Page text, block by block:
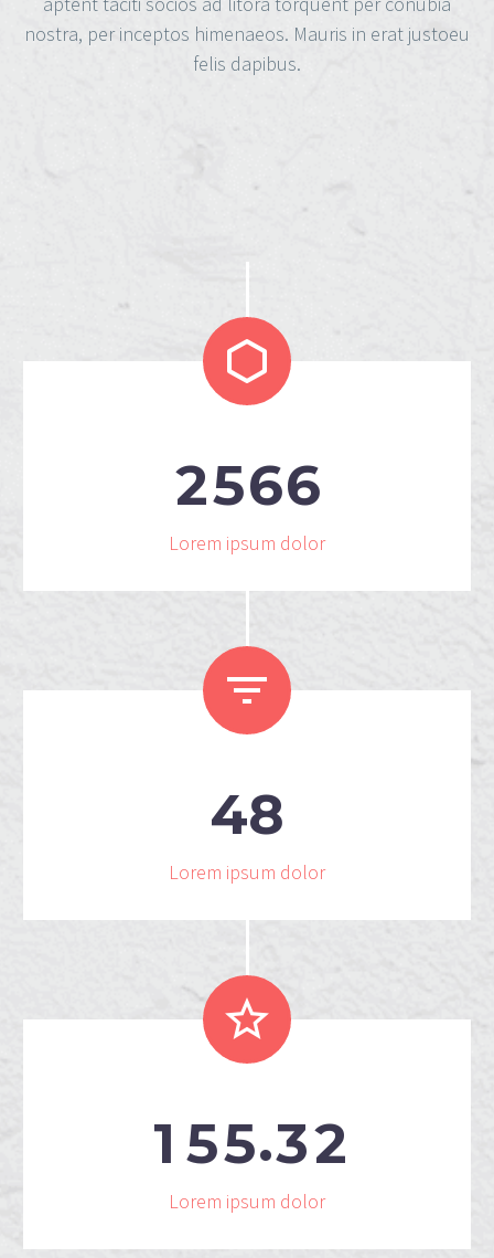
nostra, per inceptos himenaeos. Mauris in erat justoeu
felis dapibus.


2566
Lorem ipsum dolor


48
Lorem ipsum dolor


1 55.32
Lorem ipsum dolor